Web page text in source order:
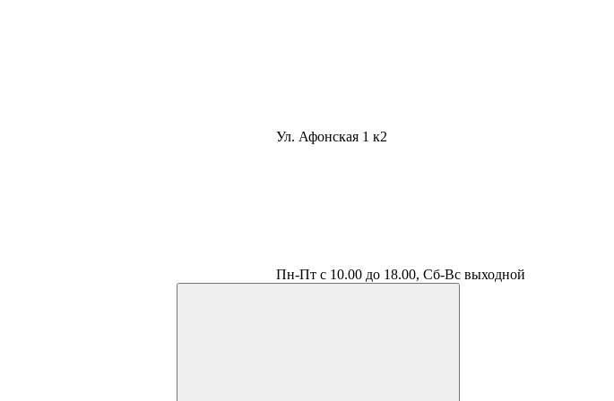
Ул. Афонская 1 к2
Пн-Пт с 10.00 до 18.00, Сб-Вс выходной